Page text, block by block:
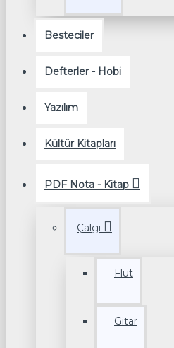
Besteciler
Defterler - Hobi
Yazılım
Kültür Kitapları
PDF Nota - Kitap
Çalgı
Flüt
Gitar